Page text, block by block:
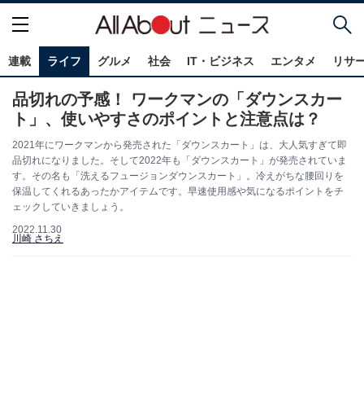
連載 ライフ グルメ 社会 IT・ビジネス エンタメ リサ
品切れの予感！ ワークマンの「ダウンスカー
ト」、使いやすさのポイントと注意点は？
2021年にワークマンから発売された「ダウンスカート」は、大人気すぎて即
品切れになりました。そして2022年も「ダウンスカート」が発売されていま
す。その名も「洗えるフュージョンダウンスカート」。冷えがちな腰回りを
保温してくれるあったかアイテムです。早速使用感や気になるポイントをチ
ェックしていきましょう。
2022.11.30
川崎 さちえ